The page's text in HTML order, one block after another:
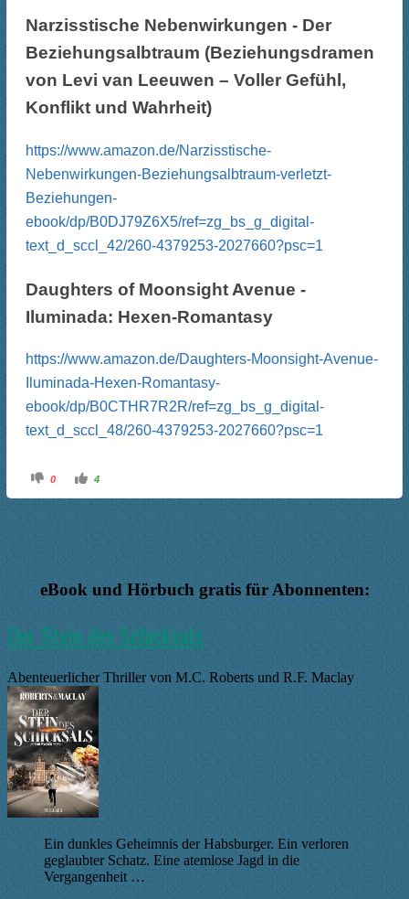
Narzisstische Nebenwirkungen - Der
Beziehungsalbtraum (Beziehungsdramen
von Levi van Leeuwen – Voller Gefühl,
Konflikt und Wahrheit)
https://www.amazon.de/Narzisstische-
Nebenwirkungen-Beziehungsalbtraum-verletzt-
Beziehungen-
ebook/dp/B0DJ79Z6X5/ref=zg_bs_g_digital-
text_d_sccl_42/260-4379253-2027660?psc=1
Daughters of Moonsight Avenue -
Iluminada: Hexen-Romantasy
https://www.amazon.de/Daughters-Moonsight-Avenue-
Iluminada-Hexen-Romantasy-
ebook/dp/B0CTHR7R2R/ref=zg_bs_g_digital-
text_d_sccl_48/260-4379253-2027660?psc=1
A
k
k
e
r
D
a
m
e
n
n
c
h
u
n
t
e
n
.
0
A
k
l
i
k
e
n
f
r
D
u
m
e
n
n
a
c
h
o
e
n
.
4
eBook und Hörbuch gratis für Abonnenten:
Der Stein des Schicksals
Abenteuerlicher Thriller von M.C. Roberts und R.F. Maclay
Ein dunkles Geheimnis der Habsburger. Ein verloren
geglaubter Schatz. Eine atemlose Jagd in die
Vergangenheit …